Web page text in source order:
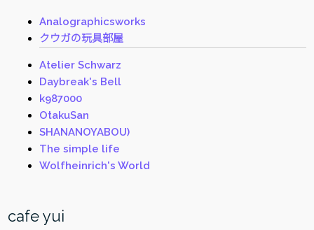
Analographicsworks
クウガの玩具部屋
Atelier Schwarz
Daybreak's Bell
k987000
OtakuSan
SHANANOYABOU)
The simple life
Wolfheinrich's World
cafe yui